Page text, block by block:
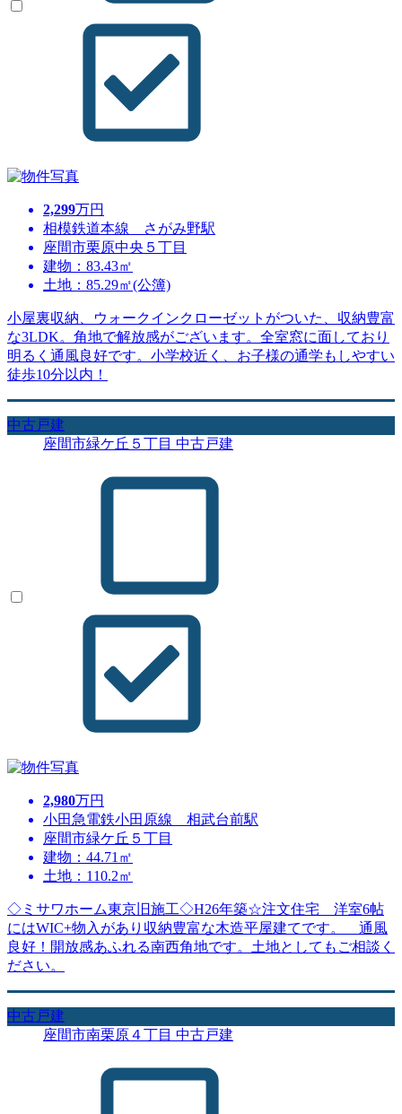
2,299万円
相模鉄道本線 さがみ野駅
座間市栗原中央５丁目
建物：83.43㎡
土地：85.29㎡(公簿)
小屋裏収納、ウォークインクローゼットがついた、収納豊富
な3LDK。角地で解放感がございます。全室窓に面しており
明るく通風良好です。小学校近く、お子様の通学もしやすい
徒歩10分以内！
中古戸建
座間市緑ケ丘５丁目 中古戸建
2,980万円
小田急電鉄小田原線 相武台前駅
座間市緑ケ丘５丁目
建物：44.71㎡
土地：110.2㎡
◇ミサワホーム東京旧施工◇H26年築☆注文住宅 洋室6帖
にはWIC+物入があり収納豊富な木造平屋建てです。 通風
良好！開放感あふれる南西角地です。土地としてもご相談く
ださい。
中古戸建
座間市南栗原４丁目 中古戸建